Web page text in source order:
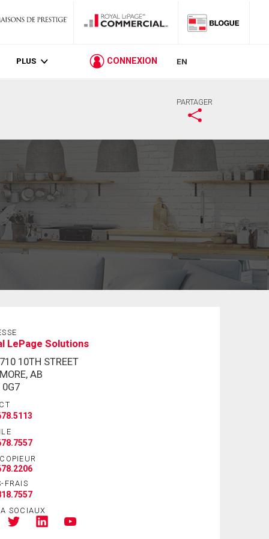
PLUS CONNEXION EN
PARTAGER
LePage Solutions
10TH STREET
AB
FRAIS
SOCIAUX